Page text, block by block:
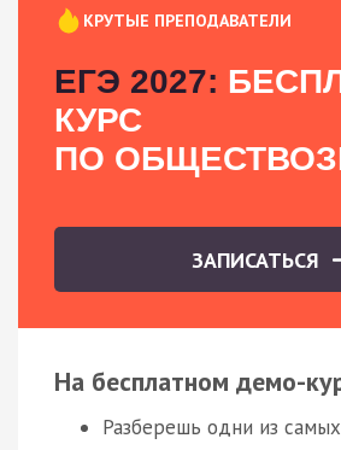
КРУТЫЕ ПРЕПОДАВАТЕЛИ
ЕГЭ 2027:
КУРС
ПО
ЗАПИСАТЬСЯ
На бесплатном демо-
Разберешь одни из